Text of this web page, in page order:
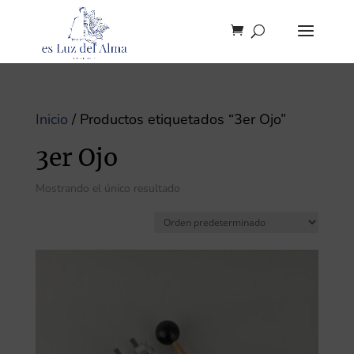
Inicio / Productos etiquetados “3er Ojo”
3er Ojo
Mostrando el único resultado